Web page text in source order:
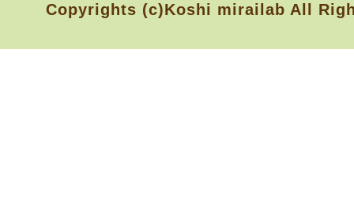
Copyrights (c)Koshi mirailab All